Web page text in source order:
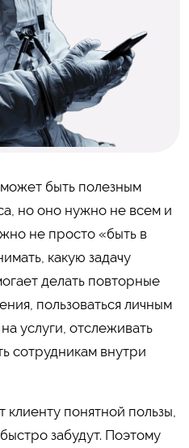
быть полезным
но оно нужно не всем и
не просто «быть в
какую задачу
делать повторные
пользоваться личным
услуги, отслеживать
сотрудникам внутри
понятной пользы,
забудут. Поэтому